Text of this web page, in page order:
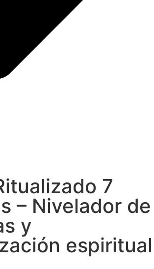
7
– Nivelador de
y
espiritual